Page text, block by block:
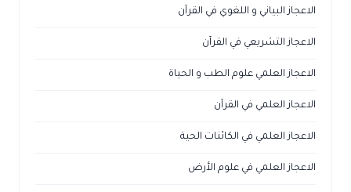
الاعجاز البياني و اللغوي في القرآن
الاعجاز التشريعي في القرآن
الاعجاز العلمي علوم الطب و الحياة
الاعجاز العلمي في القرآن
الاعجاز العلمي في الكائنات الحية
الاعجاز العلمي في علوم الأرض